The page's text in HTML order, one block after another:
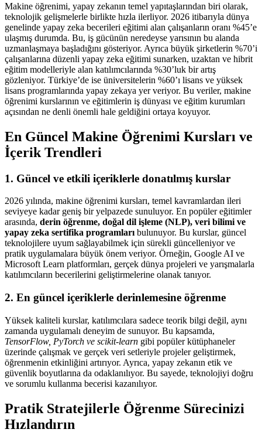
Makine öğrenimi, yapay zekanın temel yapıtaşlarından biri olarak,
teknolojik gelişmelerle birlikte hızla ilerliyor. 2026 itibarıyla dünya
genelinde yapay zeka becerileri eğitimi alan çalışanların oranı %45’e
ulaşmış durumda. Bu, iş gücünün neredeyse yarısının bu alanda
uzmanlaşmaya başladığını gösteriyor. Ayrıca büyük şirketlerin %70’i
çalışanlarına düzenli yapay zeka eğitimi sunarken, uzaktan ve hibrit
eğitim modelleriyle alan katılımcılarında %30’luk bir artış
gözleniyor. Türkiye’de ise üniversitelerin %60’ı lisans ve yüksek
lisans programlarında yapay zekaya yer veriyor. Bu veriler, makine
öğrenimi kurslarının ve eğitimlerin iş dünyası ve eğitim kurumları
açısından ne denli önemli hale geldiğini ortaya koyuyor.
En Güncel Makine Öğrenimi Kursları ve
İçerik Trendleri
1. Güncel ve etkili içeriklerle donatılmış kurslar
2026 yılında, makine öğrenimi kursları, temel kavramlardan ileri
seviyeye kadar geniş bir yelpazede sunuluyor. En popüler eğitimler
arasında, derin öğrenme, doğal dil işleme (NLP), veri bilimi ve
yapay zeka sertifika programları bulunuyor. Bu kurslar, güncel
teknolojilere uyum sağlayabilmek için sürekli güncelleniyor ve
pratik uygulamalara büyük önem veriyor. Örneğin, Google AI ve
Microsoft Learn platformları, gerçek dünya projeleri ve yarışmalarla
katılımcıların becerilerini geliştirmelerine olanak tanıyor.
2. En güncel içeriklerle derinlemesine öğrenme
Yüksek kaliteli kurslar, katılımcılara sadece teorik bilgi değil, aynı
zamanda uygulamalı deneyim de sunuyor. Bu kapsamda,
TensorFlow, PyTorch ve scikit-learn gibi popüler kütüphaneler
üzerinde çalışmak ve gerçek veri setleriyle projeler geliştirmek,
öğrenmenin etkinliğini artırıyor. Ayrıca, yapay zekanın etik ve
güvenlik boyutlarına da odaklanılıyor. Bu sayede, teknolojiyi doğru
ve sorumlu kullanma becerisi kazanılıyor.
Pratik Stratejilerle Öğrenme Sürecinizi
Hızlandırın